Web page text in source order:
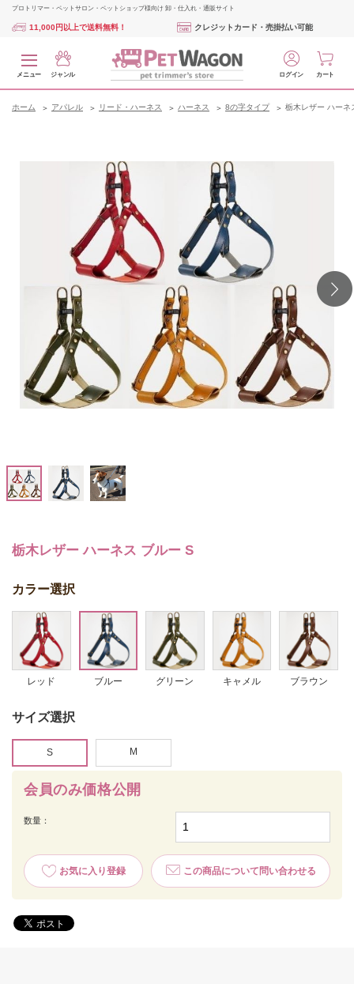
プロトリマー・ペットサロン・ペットショップ様向け 卸・仕入れ・通販サイト
11,000円以上で送料無料！ クレジットカード・売掛払い可能
メニュー ジャンル ログイン カート
ホーム アパレル リード・ハーネス ハーネス 8の字タイプ 栃木レザー ハーネ
栃木レザー ハーネス ブルー S
会員のみ価格公開
数量：
お気に入り登録 この商品について問い合わせる
カラー選択
レッド ブルー グリーン キャメル ブラウン
サイズ選択
S M